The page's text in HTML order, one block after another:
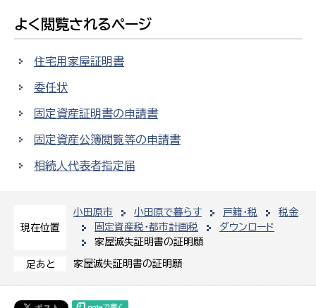
現在位置
小田原市 小田原で暮らす 戸籍・税
税金
固定資産税・都市計画税
ダウンロード
家屋滅失証明書の証明願
足あと 家屋滅失証明書の証明願
よく閲覧されるページ
住宅用家屋証明書
委任状
固定資産証明書の申請書
固定資産公簿閲覧等の申請書
相続人代表者指定届